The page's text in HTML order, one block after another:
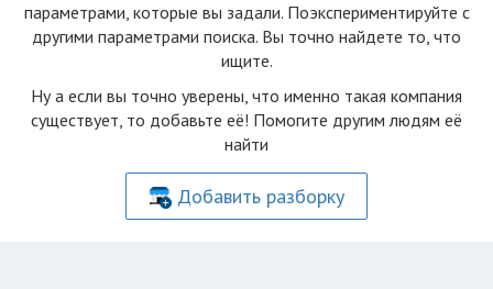
параметрами, которые вы задали. Поэкспериментируйте с
другими параметрами поиска. Вы точно найдете то, что
ищите.
Ну а если вы точно уверены, что именно такая компания
существует, то добавьте её! Помогите другим людям её
найти
Добавить разборку